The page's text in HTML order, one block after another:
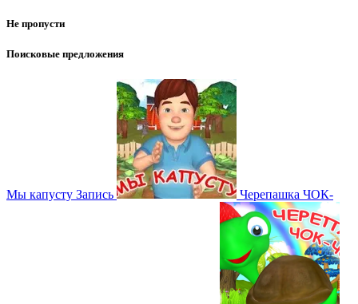
Не пропусти
Поисковые предложения
Мы капусту Запись Черепашка ЧОК-